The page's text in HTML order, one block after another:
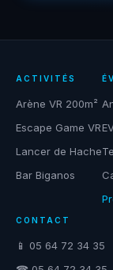
ACTIVITÉS
Arène VR 200m²
Escape Game VR
Lancer de Hache
Bar Biganos
CONTACT
📱 05 64 72 34 35